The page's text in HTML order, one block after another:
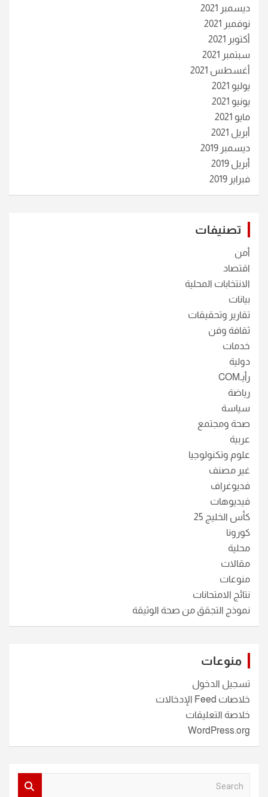
ديسمبر 2021
نوفمبر 2021
أكتوبر 2021
سبتمبر 2021
أغسطس 2021
يوليو 2021
يونيو 2021
مايو 2021
أبريل 2021
ديسمبر 2019
أبريل 2019
فبراير 2019
تصنيفات
أمن
اقتصاد
الانتخابات المحلية
بيانات
تقارير وتحقيقات
ثقافة وفن
خدمات
دولية
رأيـCOM
رياضة
سياسة
صحة ومجتمع
عربية
علوم وتكنولوجيا
غير مصنف
فديوغراف
فيديوهات
كأس الخليج 25
كورونا
محلية
مقالات
منوعات
نتائج الامتحانات
نموذج التجقق من صحة الوثيقة
منوعات
تسجيل الدخول
خلاصات Feed الإدخالات
خلاصة التعليقات
WordPress.org